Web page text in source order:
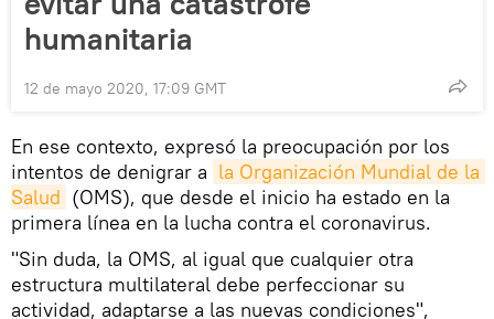
humanitaria
12 de mayo 2020, 17:09 GMT
En ese contexto, expresó la preocupación por los
intentos de denigrar a la Organización Mundial de la
Salud (OMS), que desde el inicio ha estado en la
primera línea en la lucha contra el coronavirus.
"Sin duda, la OMS, al igual que cualquier otra
estructura multilateral debe perfeccionar su
actividad, adaptarse a las nuevas condiciones",